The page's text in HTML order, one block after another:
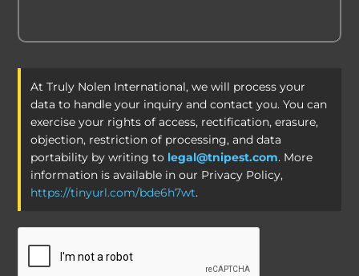
At Truly Nolen International, we will process your
data to handle your inquiry and contact you. You can
exercise your rights of access, rectification, erasure,
objection, restriction of processing, and data
portability by writing to legal@tnipest.com. More
information is available in our Privacy Policy,
https://tinyurl.com/bde6h7wt.